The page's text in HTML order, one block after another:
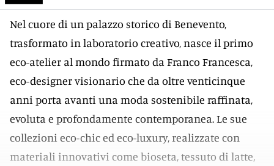
Nel cuore di un palazzo storico di Benevento,
trasformato in laboratorio creativo, nasce il primo
eco-atelier al mondo firmato da Franco Francesca,
eco-designer visionario che da oltre venticinque
anni porta avanti una moda sostenibile raffinata,
evoluta e profondamente contemporanea. Le sue
collezioni eco-chic ed eco-luxury, realizzate con
materiali innovativi come bioseta, tessuto di latte,